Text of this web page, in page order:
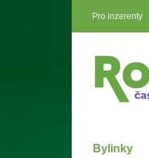
Pro inzerenty
Bylinky